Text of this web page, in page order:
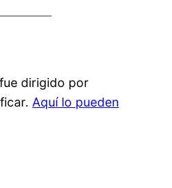
dirigido por
Aquí lo pueden